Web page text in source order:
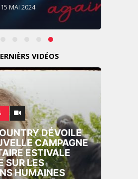
MAI 2024
VIDÉOS
DÉVOILE
CAMPAGNE
ESTIVALE
SUR LES
HUMAINES